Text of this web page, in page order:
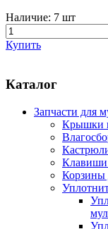
Наличие: 7 шт
Купить
Каталог
Запчасти для
Крышки
Клавиши
Корзины